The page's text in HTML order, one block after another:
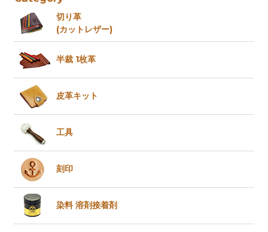
切り革
(カットレザー)
半裁 1枚革
皮革キット
工具
刻印
染料 溶剤接着剤